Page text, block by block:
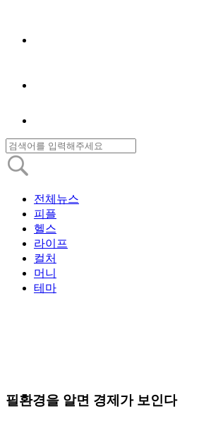
전체뉴스
피플
헬스
라이프
컬처
머니
테마
필환경을 알면 경제가 보인다